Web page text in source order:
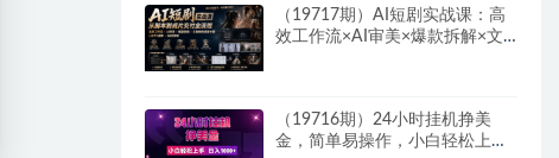
（19717期）AI短剧实战课：高
效工作流×AI审美×爆款拆解×文
（19716期）24小时挂机挣美
金，简单易操作，小白轻松上